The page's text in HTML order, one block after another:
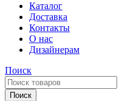
Каталог
Доставка
Контакты
О нас
Дизайнерам
Поиск
Поиск